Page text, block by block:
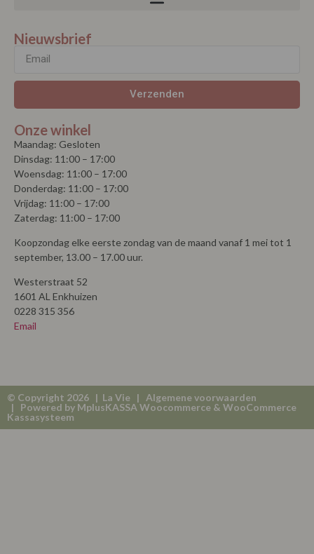
Nieuwsbrief
Verzenden
Onze winkel
Maandag: Gesloten
Dinsdag: 11:00 – 17:00
Woensdag: 11:00 – 17:00
Donderdag: 11:00 – 17:00
Vrijdag: 11:00 – 17:00
Zaterdag: 11:00 – 17:00
Koopzondag elke eerste zondag van de maand vanaf 1 mei tot 1
september, 13.00 – 17.00 uur.
Westerstraat 52
1601 AL Enkhuizen
0228 315 356
Email
© Copyright 2026 | La Vie | Algemene voorwaarden
| Powered by MplusKASSA Woocommerce & WooCommerce
Kassasysteem